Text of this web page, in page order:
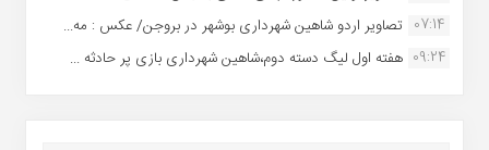
07:14 تصاویر اردو شاهین شهرداری بوشهر در بروجن/ عکس : مه...
09:24 هفته اول لیگ دسته دوم،شاهین شهرداری بازی پر حادثه ...